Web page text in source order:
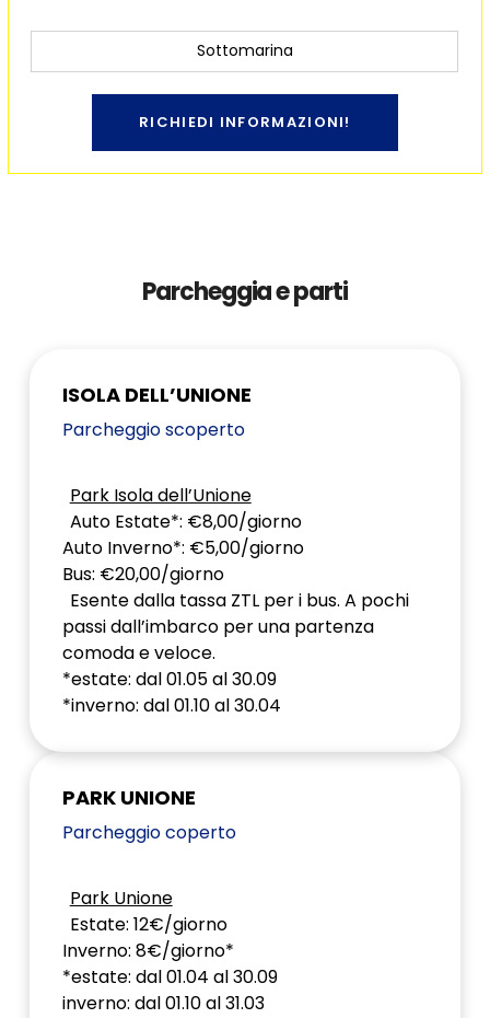
Sottomarina
RICHIEDI INFORMAZIONI!
Parcheggia e parti
ISOLA DELL’UNIONE
Parcheggio scoperto
Park Isola dell’Unione
Auto Estate*: €8,00/giorno
Auto Inverno*: €5,00/giorno
Bus: €20,00/giorno
Esente dalla tassa ZTL per i bus. A pochi
passi dall’imbarco per una partenza
comoda e veloce.
*estate: dal 01.05 al 30.09
*inverno: dal 01.10 al 30.04
PARK UNIONE
Parcheggio coperto
Park Unione
Estate: 12€/giorno
Inverno: 8€/giorno*
*estate: dal 01.04 al 30.09
inverno: dal 01.10 al 31.03